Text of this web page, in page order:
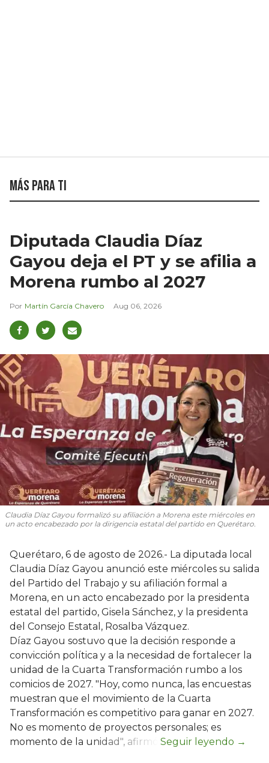
Más para ti
Diputada Claudia Díaz
Gayou deja el PT y se afilia a
Morena rumbo al 2027
Martín García Chavero Aug 06, 2026
Claudia Díaz Gayou formalizó su afiliación a Morena este miércoles en
un acto encabezado por la dirigencia estatal del partido en Querétaro.
Querétaro, 6 de agosto de 2026.- La diputada local
Claudia Díaz Gayou anunció este miércoles su salida
del Partido del Trabajo y su afiliación formal a
Morena, en un acto encabezado por la presidenta
estatal del partido, Gisela Sánchez, y la presidenta
del Consejo Estatal, Rosalba Vázquez.
Díaz Gayou sostuvo que la decisión responde a
convicción política y a la necesidad de fortalecer la
unidad de la Cuarta Transformación rumbo a los
comicios de 2027. "Hoy, como nunca, las encuestas
muestran que el movimiento de la Cuarta
Transformación es competitivo para ganar en 2027.
No es momento de proyectos personales; es
momento de la unidad", afirmó.